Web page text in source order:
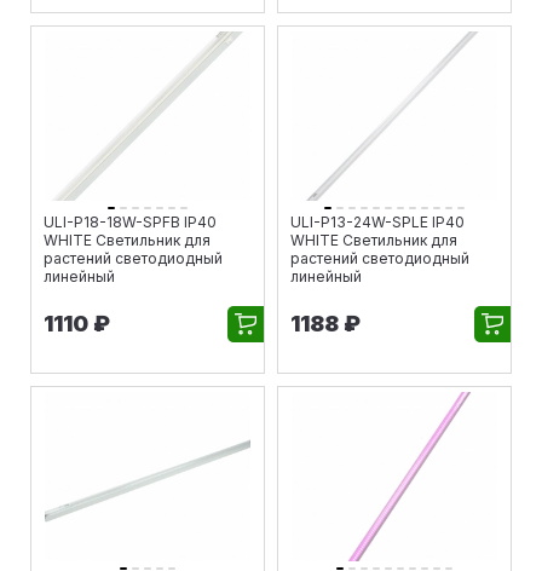
ULI-P18-18W-SPFB IP40
WHITE Светильник для
растений светодиодный
линейный
1110 ₽
ULI-P13-24W-SPLE IP40
WHITE Светильник для
растений светодиодный
линейный
1188 ₽